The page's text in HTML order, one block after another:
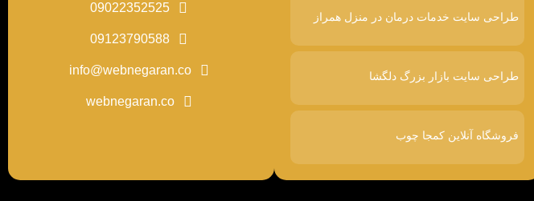
طراحی سایت خدمات درمان در منزل همراز
طراحی سایت بازار بزرگ دلگشا
فروشگاه آنلاین کمجا چوب
09022352525
09123790588
info@webnegaran.co
webnegaran.co